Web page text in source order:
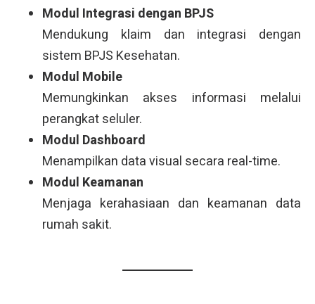
Modul Integrasi dengan BPJS
Mendukung klaim dan integrasi dengan
sistem BPJS Kesehatan.
Modul Mobile
Memungkinkan akses informasi melalui
perangkat seluler.
Modul Dashboard
Menampilkan data visual secara real-time.
Modul Keamanan
Menjaga kerahasiaan dan keamanan data
rumah sakit.